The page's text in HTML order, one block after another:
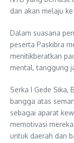
dan akan melaju
Dalam suasana
peserta Paskibra
menitikberatkan
mental, tanggung
Serka I Gede Sika,
bangga atas
sebagai aparat
memotivasi
untuk daerah dan